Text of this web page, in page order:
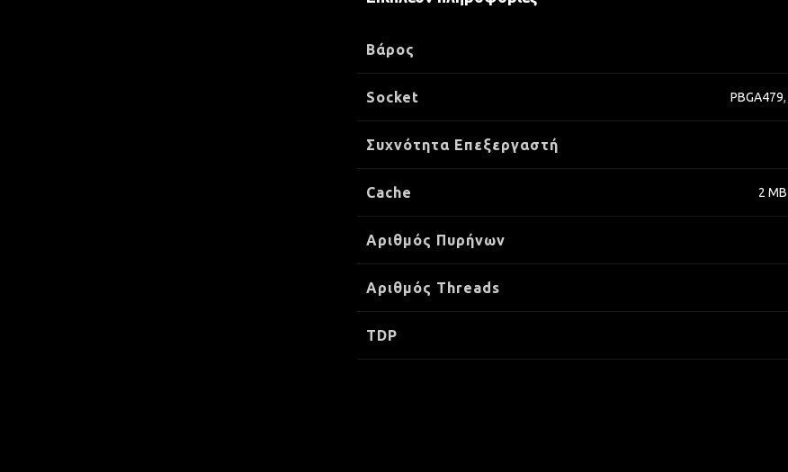
Βάρος
Socket PBGA479,
Συχνότητα Επεξεργαστή
Cache 2
Αριθμός Πυρήνων
Αριθμός Threads
TDP